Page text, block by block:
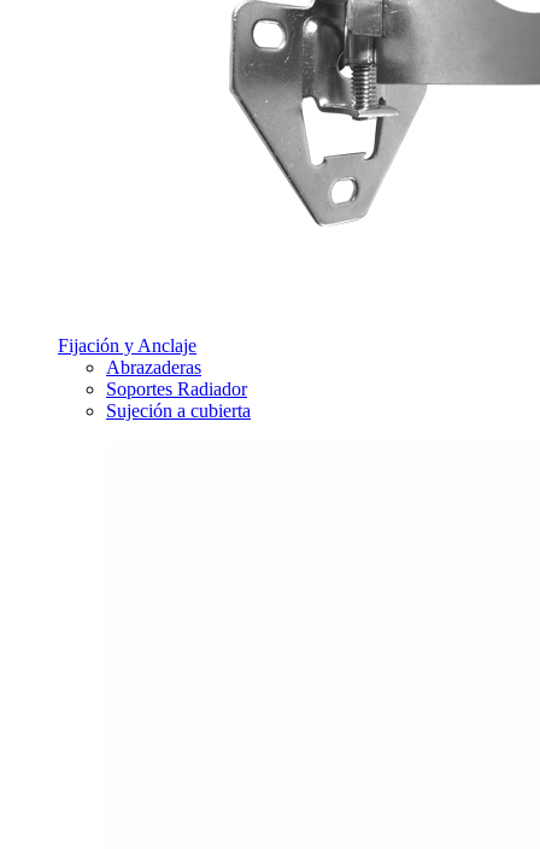
Fijación y Anclaje
Abrazaderas
Soportes Radiador
Sujeción a cubierta